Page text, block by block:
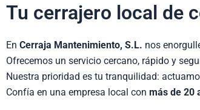
Tu cerrajero local de
En Cerraja Mantenimiento, S.L. nos
Ofrecemos un servicio cercano, rápido y
Nuestra prioridad es tu tranquilidad:
Confía en una empresa local con más de 20